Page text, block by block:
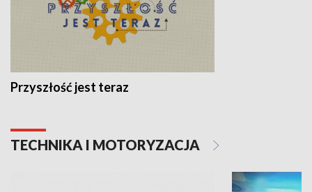
Przyszłość jest teraz
TECHNIKA I MOTORYZACJA